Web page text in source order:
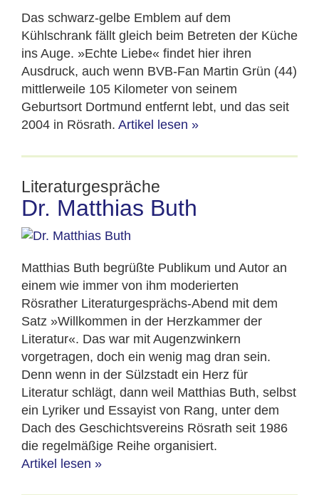
Das schwarz-gelbe Emblem auf dem
Kühlschrank fällt gleich beim Betreten der Küche
ins Auge. »Echte Liebe« findet hier ihren
Ausdruck, auch wenn BVB-Fan Martin Grün (44)
mittlerweile 105 Kilometer von seinem
Geburtsort Dortmund entfernt lebt, und das seit
2004 in Rösrath. Artikel lesen »
Literaturgespräche
Dr. Matthias Buth
Matthias Buth begrüßte Publikum und Autor an
einem wie immer von ihm moderierten
Rösrather Literaturgesprächs-Abend mit dem
Satz »Willkommen in der Herzkammer der
Literatur«. Das war mit Augenzwinkern
vorgetragen, doch ein wenig mag dran sein.
Denn wenn in der Sülzstadt ein Herz für
Literatur schlägt, dann weil Matthias Buth, selbst
ein Lyriker und Essayist von Rang, unter dem
Dach des Geschichtsvereins Rösrath seit 1986
die regelmäßige Reihe organisiert.
Artikel lesen »